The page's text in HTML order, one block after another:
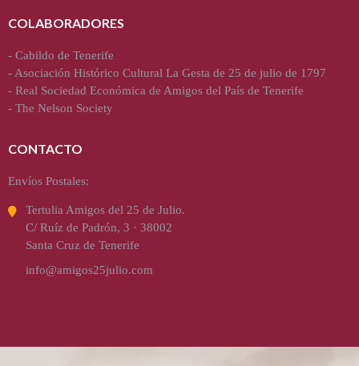
COLABORADORES
- Cabildo de Tenerife
- Asociación Histórico Cultural La Gesta de 25 de julio de 1797
- Real Sociedad Económica de Amigos del País de Tenerife
- The Nelson Society
CONTACTO
Envíos Postales:
Tertulia Amigos del 25 de Julio.
C/ Ruíz de Padrón, 3 · 38002
Santa Cruz de Tenerife
info@amigos25julio.com